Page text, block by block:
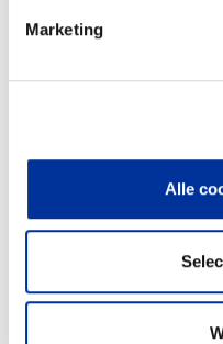
Marketing
Alle
Een paar
Op welke manier
onderzoek?
afgesproken dat
verspreiding van
nieuwsbrief.”